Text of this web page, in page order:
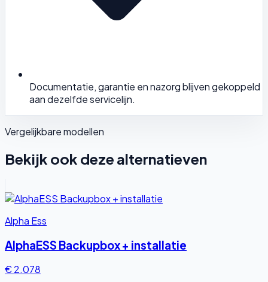
Documentatie, garantie en nazorg blijven gekoppeld
aan dezelfde servicelijn.
Vergelijkbare modellen
Bekijk ook deze alternatieven
Alpha Ess
AlphaESS Backupbox + installatie
€ 2.078